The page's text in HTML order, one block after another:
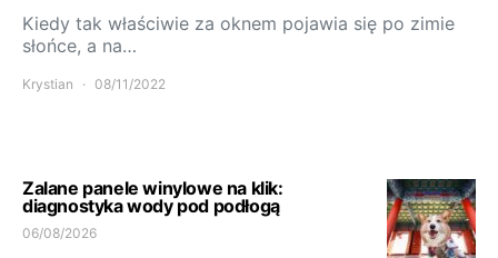
Kiedy tak właściwie za oknem pojawia się po zimie
słońce, a na…
Krystian 08/11/2022
Zalane panele winylowe na klik:
diagnostyka wody pod podłogą
06/08/2026